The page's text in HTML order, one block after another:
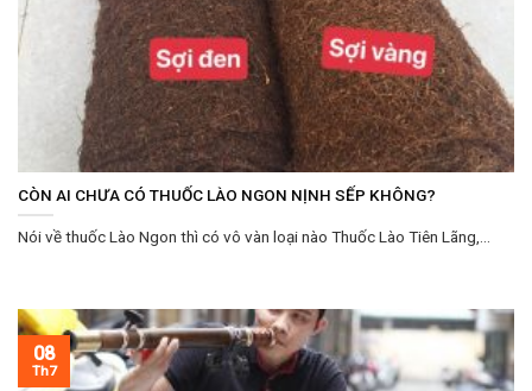
CÒN AI CHƯA CÓ THUỐC LÀO NGON NỊNH SẾP KHÔNG?
Nói về thuốc Lào Ngon thì có vô vàn loại nào Thuốc Lào Tiên Lãng,...
08
Th7